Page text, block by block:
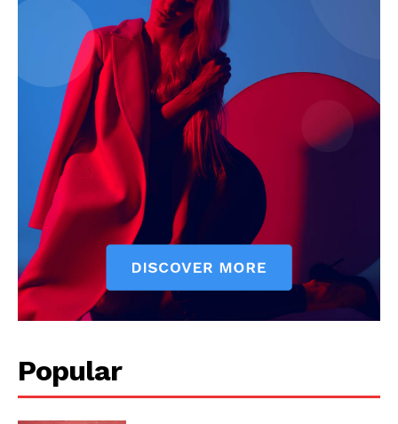
Popular